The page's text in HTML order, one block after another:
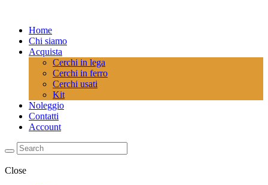
Home
Chi siamo
Acquista
Cerchi in lega
Cerchi in ferro
Cerchi usati
Kit
Noleggio
Contatti
Account
Close